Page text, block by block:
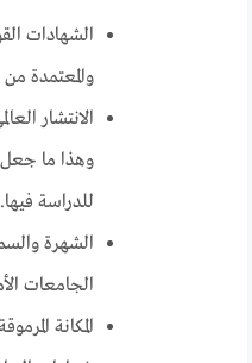
الشهادات
والمعتمدة
الانتشار
وهذا ما جعل
للدراسة فيها.
الشهرة
الجامعات
المكانة